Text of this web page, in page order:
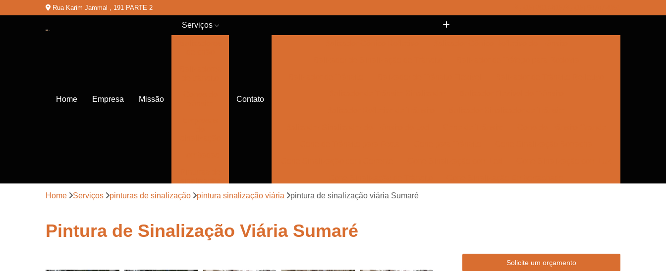
Rua Karim Jammal , 191 PARTE 2
Home Empresa Missão
Serviços
Placas de
segurança
Placas de
Contato
Cone Sinalizador de Trânsito
Empresa de Sinalização de Rodovias
Empresa de Sinalização Viária
Empresa Sinalização
Home Serviços pinturas de sinalização pintura sinalização viária pintura de sinalização viária Sumaré
Pintura de Sinalização Viária Sumaré
Solicite um orçamento